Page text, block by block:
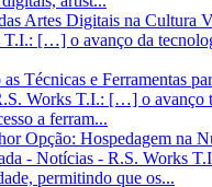
Artes Digitais na Cultura
T.I.: […] o avanço da
Técnicas e Ferramentas
Works T.I.: […] o avanço
a ferram...
Opção: Hospedagem na
- Notícias - R.S. Works
permitindo que os...